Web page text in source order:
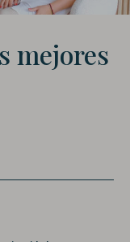
mejores